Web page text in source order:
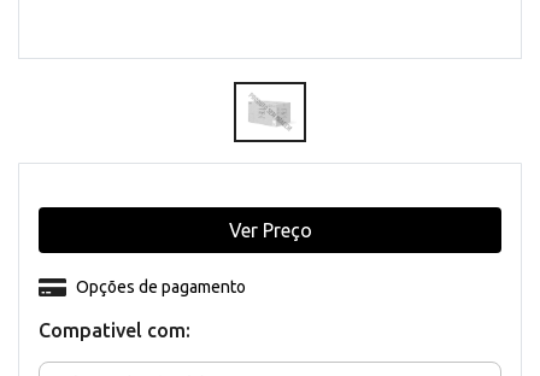
Compativel com:
Opções de pagamento
Ver Preço